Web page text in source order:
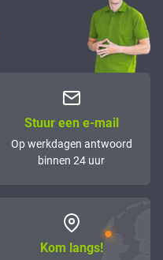
Stuur een e-mail
Op werkdagen antwoord
binnen 24 uur
Kom langs!